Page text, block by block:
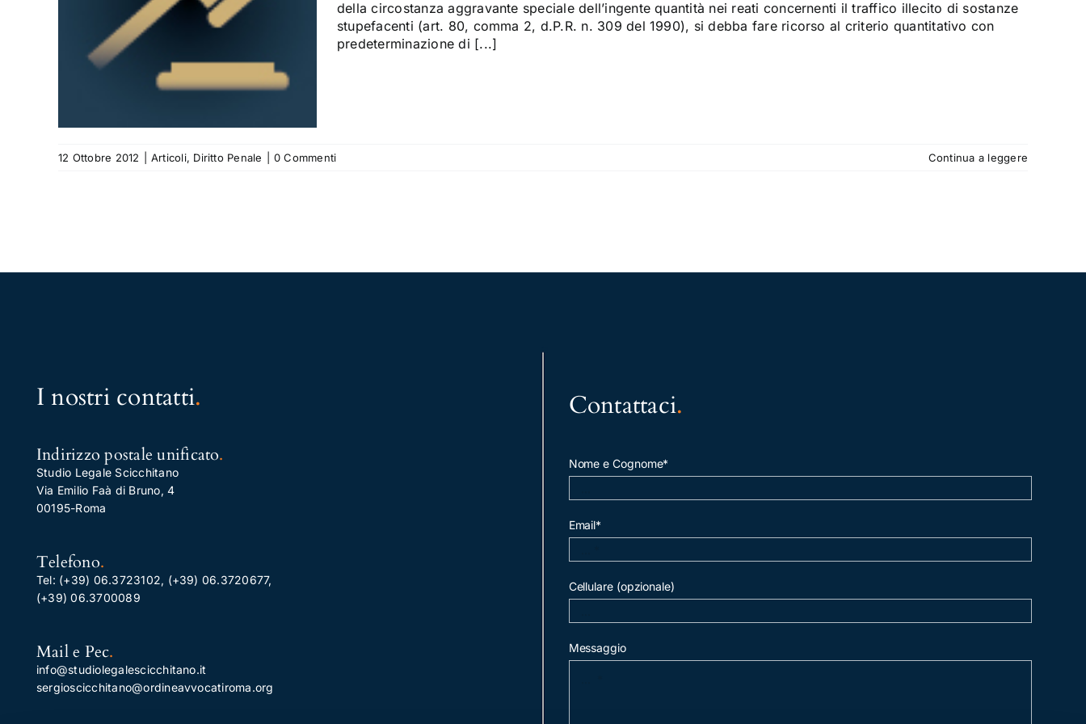
della circostanza aggravante speciale dell’ingente quantità nei reati concernenti il traffico illecito di sostanze
stupefacenti (art. 80, comma 2, d.P.R. n. 309 del 1990), si debba fare ricorso al criterio quantitativo con
predeterminazione di [...]
12 Ottobre 2012 Articoli, Diritto Penale 0 Commenti Continua a leggere
I nostri contatti.
Indirizzo postale unificato.
Studio Legale Scicchitano
Via Emilio Faà di Bruno, 4
00195-Roma
Telefono.
Tel: (+39) 06.3723102, (+39) 06.3720677,
(+39) 06.3700089
Mail e Pec.
info@studiolegalescicchitano.it
sergioscicchitano@ordineavvocatiroma.org
Contattaci.
Nome e Cognome*
Email*
Cellulare (opzionale)
Messaggio